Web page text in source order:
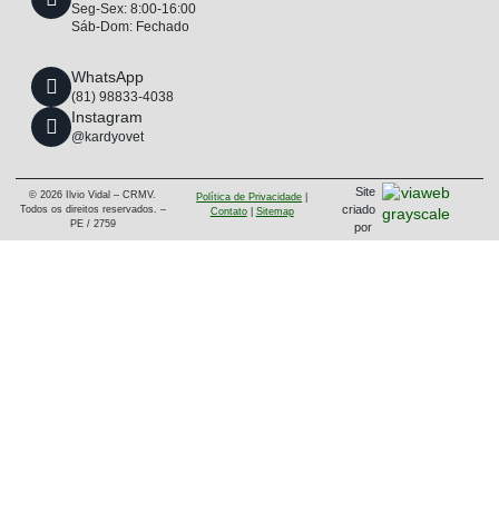
Seg-Sex: 8:00-16:00
Sáb-Dom: Fechado
WhatsApp
(81) 98833-4038
Instagram
@kardyovet
© 2026 Ilvio Vidal – CRMV.
Todos os direitos reservados. –
PE / 2759
Política de Privacidade
Contato| Sitemap
Site
criado
por